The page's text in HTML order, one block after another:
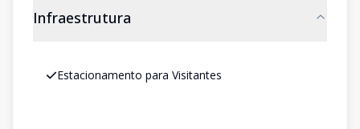
Infraestrutura
Estacionamento para Visitantes